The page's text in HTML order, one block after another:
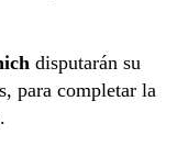
disputarán su
para completar la